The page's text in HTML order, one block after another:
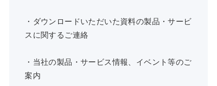
・ダウンロードいただいた資料の製品・サービ
スに関するご連絡
・当社の製品・サービス情報、イベント等のご
案内